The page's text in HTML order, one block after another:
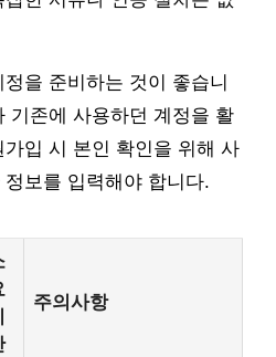
을 준비하는 것이 좋습니
기존에 사용하던 계정을 활
입 시 본인 확인을 위해 사
보를 입력해야 합니다.
주의사항